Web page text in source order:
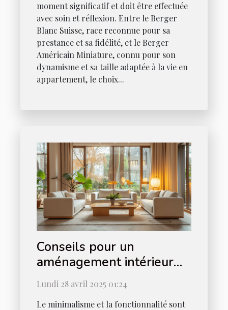
moment significatif et doit être effectuée
avec soin et réflexion. Entre le Berger
Blanc Suisse, race reconnue pour sa
prestance et sa fidélité, et le Berger
Américain Miniature, connu pour son
dynamisme et sa taille adaptée à la vie en
appartement, le choix...
Conseils pour un
aménagement intérieur
minimaliste et fonctionnel
Lundi 28 avril 2025 01:24
Le minimalisme et la fonctionnalité sont